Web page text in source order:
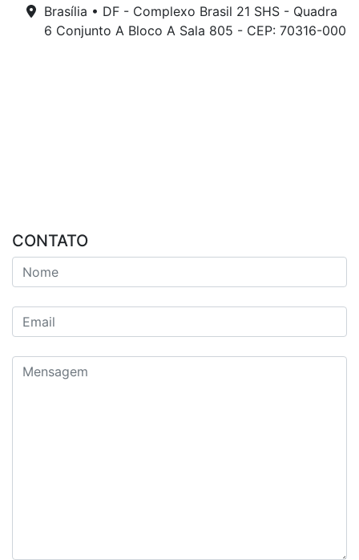
Brasília • DF - Complexo Brasil 21 SHS - Quadra
6 Conjunto A Bloco A Sala 805 - CEP: 70316-000
CONTATO